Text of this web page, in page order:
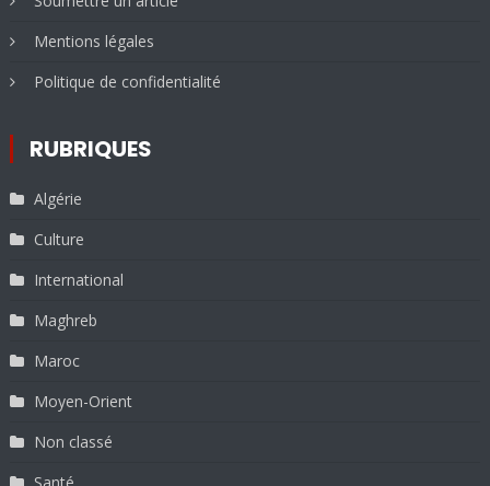
Mentions légales
Politique de confidentialité
RUBRIQUES
Algérie
Culture
International
Maghreb
Maroc
Moyen-Orient
Non classé
Santé